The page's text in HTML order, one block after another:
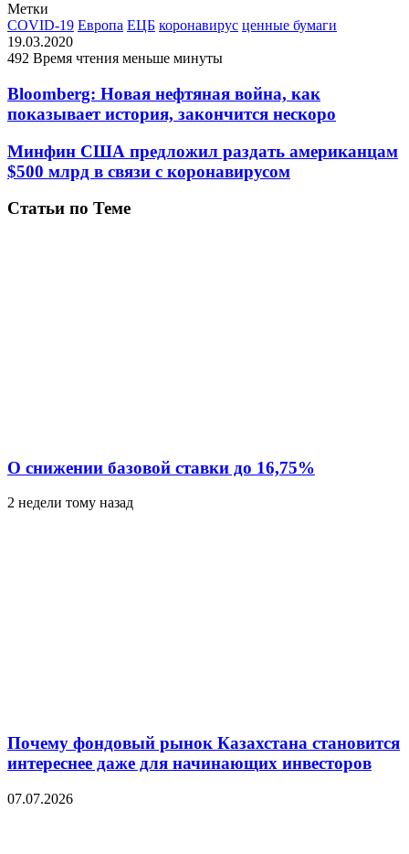
Метки
COVID-19 Европа ЕЦБ коронавирус ценные бумаги
19.03.2020
492 Время чтения меньше минуты
Bloomberg: Новая нефтяная война, как
показывает история, закончится нескоро
Минфин США предложил раздать американцам
$500 млрд в связи с коронавирусом
Статьи по Теме
О снижении базовой ставки до 16,75%
2 недели тому назад
Почему фондовый рынок Казахстана становится
интереснее даже для начинающих инвесторов
07.07.2026